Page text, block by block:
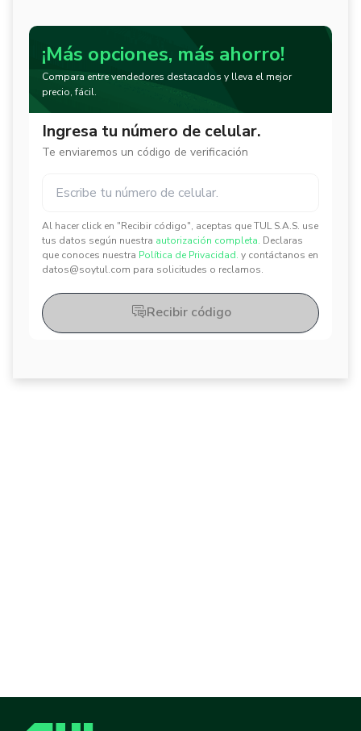
¡Más opciones, más ahorro!
Compara entre vendedores destacados y lleva el mejor
precio, fácil.
Ingresa tu número de celular.
Te enviaremos un código de verificación
Al hacer click en "Recibir código", aceptas que TUL S.A.S. use
tus datos según nuestra autorización completa. Declaras
que conoces nuestra Política de Privacidad. y contáctanos en
datos@soytul.com para solicitudes o reclamos.
Recibir código